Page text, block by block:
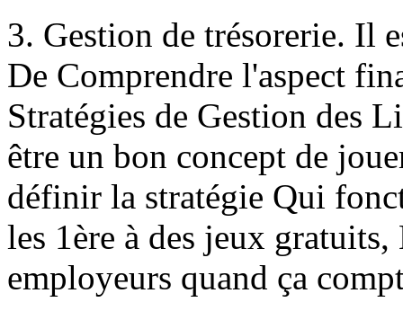
3. Gestion de trésorerie. Il
De Comprendre l'aspect
Stratégies de Gestion des
être un bon concept de
définir la stratégie Qui
les 1ère à des jeux
employeurs quand ça